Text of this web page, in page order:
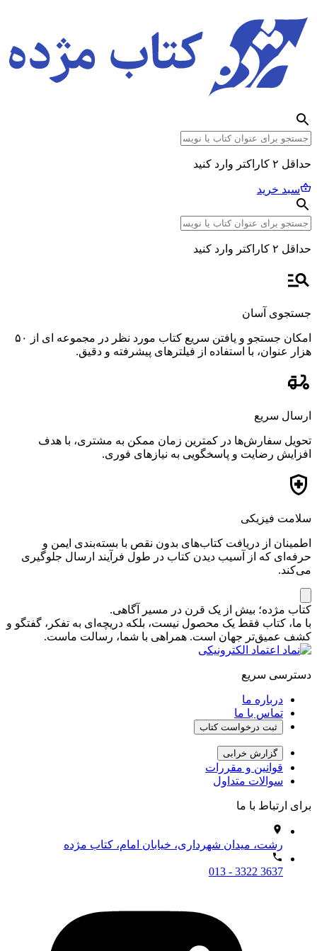
حداقل ۲ کاراکتر وارد کنید
سبد خرید
حداقل ۲ کاراکتر وارد کنید
جستجوی آسان
امکان جستجو و یافتن سریع کتاب مورد نظر در مجموعه ای از ۵۰
هزار عنوان، با استفاده از فیلترهای پیشرفته و دقیق.
ارسال سریع
تحویل سفارش‌ها در کمترین زمان ممکن به مشتری، با هدف
افزایش رضایت و پاسخگویی به نیازهای فوری.
سلامت فیزیکی
اطمینان از دریافت کتاب‌های بدون نقص با بسته‌بندی ایمن و
حرفه‌ای که از آسیب دیدن کتاب در طول فرآیند ارسال جلوگیری
می‌کند.
کتاب مژده؛ بیش از یک قرن در مسیر آگاهی.
با ما، کتاب فقط یک محصول نیست، بلکه دریچه‌ای به تفکر، گفتگو و
کشف عمیق‌تر جهان است. همراهی با شما، رسالت ماست.
دسترسی سریع
درباره ما
تماس با ما
ثبت درخواست کتاب
گزارش خرابی
قوانین و مقررات
سوالات متداول
برای ارتباط با ما
رشت، میدان شهرداری، خیابان امام، کتاب مژده
013 - 3322 3637